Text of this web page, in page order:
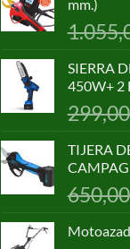
mm.)
SIERRA
450W+ 2
TIJERA